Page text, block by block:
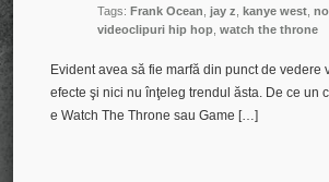
Tags: Frank Ocean jay z kanye west
videoclipuri hip hop watch the throne
Evident avea să fie marfă din punct de
efecte şi nici nu înţeleg trendul ăsta. De ce un
e Watch The Throne sau Game […]